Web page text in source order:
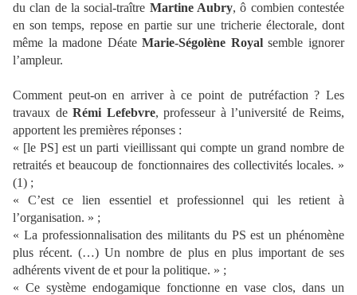
du clan de la social-traître Martine Aubry, ô combien contestée
en son temps, repose en partie sur une tricherie électorale, dont
même la madone DéateMarie-Ségolène Royalsemble ignorer
l’ampleur.
Comment peut-on en arriver à ce point de putréfaction ? Les
travaux de Rémi Lefebvre, professeur à l’université de Reims,
apportent les premières réponses :
« [le PS] est un parti vieillissant qui compte un grand nombre de
retraités et beaucoup de fonctionnaires des collectivités locales. »
(1) ;
« C’est ce lien essentiel et professionnel qui les retient à
l’organisation. » ;
« La professionnalisation des militants du PS est un phénomène
plus récent. (…) Un nombre de plus en plus important de ses
adhérents vivent de et pour la politique. » ;
« Ce système endogamique fonctionne en vase clos, dans un